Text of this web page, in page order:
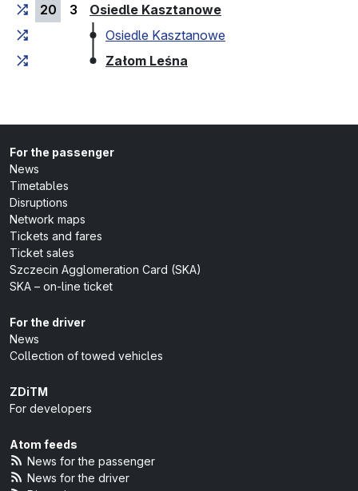
20
3 Osiedle Kasztanowe(last stop)
Osiedle Kasztanowe
Załom Leśna
For the passenger
News
Timetables
Disruptions
Network maps
Tickets and fares
Ticket sales
Szczecin Agglomeration Card (SKA)
SKA – on-line ticket
For the driver
News
Collection of towed vehicles
ZDiTM
For developers
Atom feeds
News for the passenger
News for the driver